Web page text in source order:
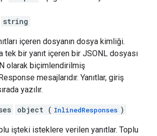
string
içeren dosyanın dosya kimliği.
tek bir yanıt içeren bir JSONL dosyası
olarak biçimlendirilmiş
mesajlarıdır. Yanıtlar, giriş
yazılır.
object ( InlinedResponses )
işteki isteklere verilen yanıtlar. Toplu